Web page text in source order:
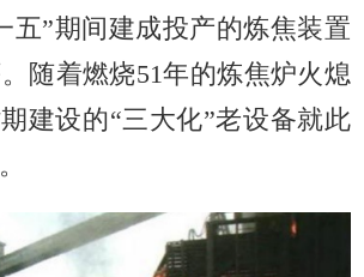
五”期间建成投产的炼焦装置
随着燃烧51年的炼焦炉火熄
建设的“三大化”老设备就此